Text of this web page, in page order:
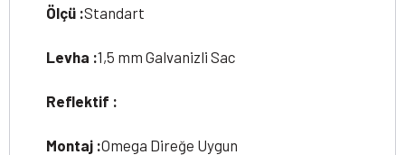
Ölçü :Standart
Levha :1,5 mm Galvanizli Sac
Reflektif :
Montaj :Omega Direğe Uygun